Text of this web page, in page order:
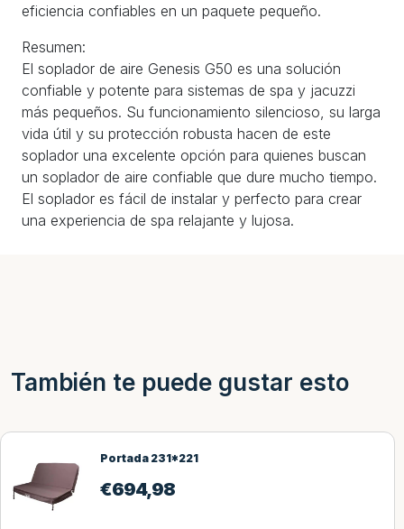
eficiencia confiables en un paquete pequeño.
Resumen:
El soplador de aire Genesis G50 es una solución
confiable y potente para sistemas de spa y jacuzzi
más pequeños. Su funcionamiento silencioso, su larga
vida útil y su protección robusta hacen de este
soplador una excelente opción para quienes buscan
un soplador de aire confiable que dure mucho tiempo.
El soplador es fácil de instalar y perfecto para crear
una experiencia de spa relajante y lujosa.
También te puede gustar esto
Portada 231*221
€694,98